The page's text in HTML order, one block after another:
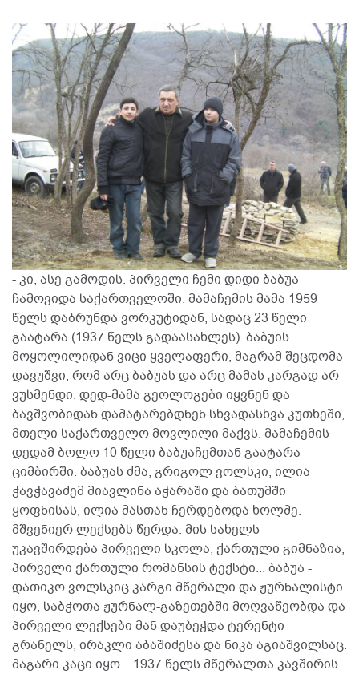
- კი, ასე გამოდის. პირველი ჩემი დიდი ბაბუა
ჩამოვიდა საქართველოში. მამაჩემის მამა 1959
წელს დაბრუნდა ვორკუტიდან, სადაც 23 წელი
გაატარა (1937 წელს გადაასახლეს). ბაბუის
მოყოლილიდან ვიცი ყველაფერი, მაგრამ შეცდომა
დავუშვი, რომ არც ბაბუას და არც მამას კარგად არ
ვუსმენდი. დედ-მამა გეოლოგები იყვნენ და
ბავშვობიდან დამატარებდნენ სხვადასხვა კუთხეში,
მთელი საქართველო მოვლილი მაქვს. მამაჩემის
დედამ ბოლო 10 წელი ბაბუაჩემთან გაატარა
ციმბირში. ბაბუას ძმა, გრიგოლ ვოლსკი, ილია
ჭავჭავაძემ მიავლინა აჭარაში და ბათუმში
ყოფნისას, ილია მასთან ჩერდებოდა ხოლმე.
მშვენიერ ლექსებს წერდა. მის სახელს
უკავშირდება პირველი სკოლა, ქართული გიმნაზია,
პირველი ქართული რომანსის ტექსტი... ბაბუა -
დათიკო ვოლსკიც კარგი მწერალი და ჟურნალისტი
იყო, საბჭოთა ჟურნალ-გაზეთებში მოღვაწეობდა და
პირველი ლექსები მან დაუბეჭდა ტერენტი
გრანელს, ირაკლი აბაშიძესა და ნიკა აგიაშვილსაც.
მაგარი კაცი იყო... 1937 წელს მწერალთა კავშირის